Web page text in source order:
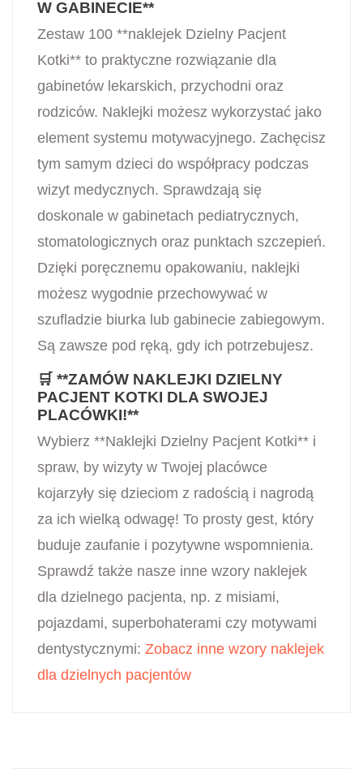
W GABINECIE**
Zestaw 100 **naklejek Dzielny Pacjent
Kotki** to praktyczne rozwiązanie dla
gabinetów lekarskich, przychodni oraz
rodziców. Naklejki możesz wykorzystać jako
element systemu motywacyjnego. Zachęcisz
tym samym dzieci do współpracy podczas
wizyt medycznych. Sprawdzają się
doskonale w gabinetach pediatrycznych,
stomatologicznych oraz punktach szczepień.
Dzięki poręcznemu opakowaniu, naklejki
możesz wygodnie przechowywać w
szufladzie biurka lub gabinecie zabiegowym.
Są zawsze pod ręką, gdy ich potrzebujesz.
🛒 **ZAMÓW NAKLEJKI DZIELNY
PACJENT KOTKI DLA SWOJEJ
PLACÓWKI!**
Wybierz **Naklejki Dzielny Pacjent Kotki** i
spraw, by wizyty w Twojej placówce
kojarzyły się dzieciom z radością i nagrodą
za ich wielką odwagę! To prosty gest, który
buduje zaufanie i pozytywne wspomnienia.
Sprawdź także nasze inne wzory naklejek
dla dzielnego pacjenta, np. z misiami,
pojazdami, superbohaterami czy motywami
dentystycznymi: Zobacz inne wzory naklejek
dla dzielnych pacjentów